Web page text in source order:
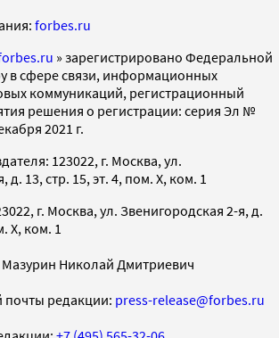
forbes.ru
» зарегистрировано Федеральной
в сфере связи, информационных
коммуникаций, регистрационный
решения о регистрации: серия Эл №
2021 г.
123022, г. Москва, ул.
д. 13, стр. 15, эт. 4, пом. X, ком. 1
г. Москва, ул. Звенигородская 2-я, д.
X, ком. 1
Николай Дмитриевич
почты редакции: press-release@forbes.ru